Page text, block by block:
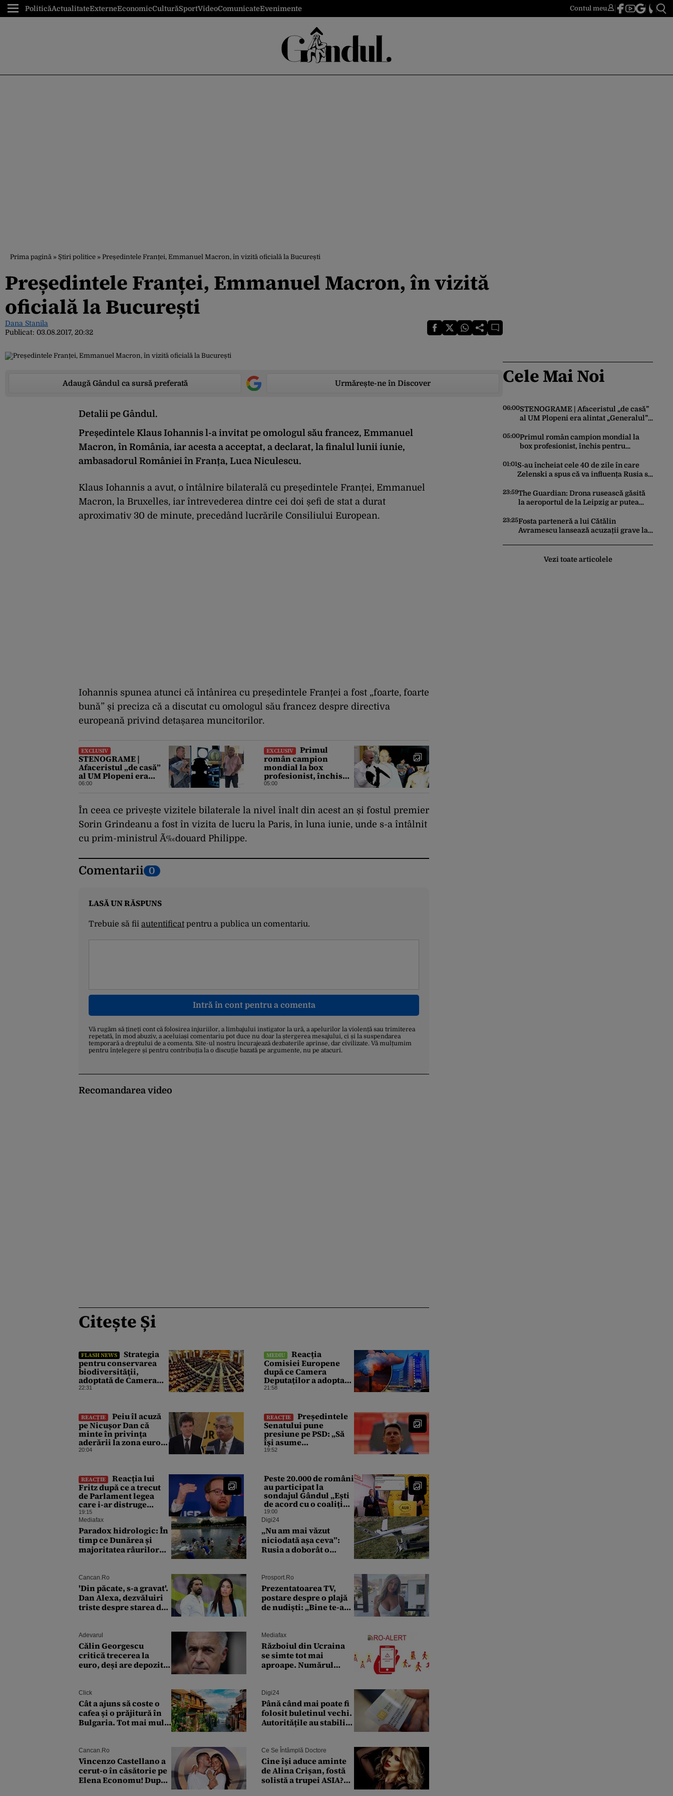
PoliticăActualitateExterneEconomicCulturăSportVideoComunicateEvenimente Contul meu
Prima pagină » Știri politice » Președintele Franței, Emmanuel Macron, în vizită oficială la București
Președintele Franței, Emmanuel Macron, în vizită
oficială la București
Dana Stanila
Publicat: 03.08.2017, 20:32
Adaugă Gândul ca sursă preferată Urmărește-ne în Discover
Detalii pe Gândul.
Președintele Klaus Iohannis l-a invitat pe omologul său francez, Emmanuel
Macron, în România, iar acesta a acceptat, a declarat, la finalul lunii iunie,
ambasadorul României în Franța, Luca Niculescu.
Klaus Iohannis a avut, o întâlnire bilaterală cu președintele Franței, Emmanuel
Macron, la Bruxelles, iar întrevederea dintre cei doi șefi de stat a durat
aproximativ 30 de minute, precedând lucrările Consiliului European.
Iohannis spunea atunci că întânirea cu președintele Franței a fost „foarte, foarte
bună” și preciza că a discutat cu omologul său francez despre directiva
europeană privind detașarea muncitorilor.
EXCLUSIV
STENOGRAME |
Afaceristul „de casă”
al UM Plopeni era
alintat „Generalul” de
adus „subțireanu, așa”
06:00
EXCLUSIV
Primul
român campion
mondial la box
profesionist, închis
pentru tentativă de
interlop periculos
05:00
În ceea ce privește vizitele bilaterale la nivel înalt din acest an și fostul premier
Sorin Grindeanu a fost în vizita de lucru la Paris, în luna iunie, unde s-a întâlnit
cu prim-ministrul Ã‰douard Philippe.
Comentarii 0
LASĂ UN RĂSPUNS
Trebuie să fii autentificatpentru a publica un comentariu.
Intră în cont pentru a comenta
Vă rugăm să țineți cont că folosirea injuriilor, a limbajului instigator la ură, a apelurilor la violență sau trimiterea
repetată, în mod abuziv, a aceluiași comentariu pot duce nu doar la ștergerea mesajului, ci și la suspendarea
temporară a dreptului de a comenta. Site-ul nostru încurajează dezbaterile aprinse, dar civilizate. Vă mulțumim
pentru înțelegere și pentru contribuția la o discuție bazată pe argumente, nu pe atacuri.
Recomandarea video
Citește Și
FLASH NEWS
Strategia
pentru conservarea
biodiversităţii,
adoptată de Camera
Deputaţilor. USR
amendamentele PSD
pentru a nu bloca un
jalon PNRR
22:31
MEDIU
Reacția
Comisiei Europene
după ce Camera
Deputaților a adoptat
Legea decarbonizării:
21:58
REACȚIE
Peiu îl acuză
pe Nicușor Dan că
minte în privința
aderării la zona euro:
„Nu există niciun
20:04
REACȚIE
Președintele
Senatului pune
presiune pe PSD: „Să
își asume
responsabilitatea”
cauza legilor
modificate
19:52
REACȚIE
Reacția lui
Fritz după ce a trecut
de Parlament legea
care i-ar distruge
mandatul
19:15
Peste 20.000 de români
au participat la
sondajul Gândul „Ești
de acord cu o coaliție
PSD-AUR pentru a
forma un nou Guvern
și a încheia criza
politică?”. Rezultatul a
fost surprinzător
19:00
Mediafax
Paradox hidrologic: În
timp ce Dunărea și
majoritatea râurilor
debite în creștere
Digi24
„Nu am mai văzut
niciodată așa ceva”:
Rusia a doborât o
institut de cercetare
Cancan.ro
'Din păcate, s-a gravat'.
Dan Alexa, dezvăluiri
triste despre starea de
avut cu două zile în
urmă
Prosport.ro
Prezentatoarea TV,
postare despre o plajă
de nudiști: „Bine te-am
Adevarul
Călin Georgescu
critică trecerea la
euro, deși are depozite
renunți la
suveranitate”
Mediafax
Războiul din Ucraina
se simte tot mai
aproape. Numărul
Click
Cât a ajuns să coste o
cafea și o prăjitură în
Bulgaria. Tot mai mulți
Digi24
Până când mai poate fi
folosit buletinul vechi.
Autoritățile au stabilit
identitate model 1997
Cancan.ro
Vincenzo Castellano a
cerut-o în căsătorie pe
Elena Economu! După
Ce Se Întâmplă Doctore
Cine își aduce aminte
de Alina Crișan, fostă
solistă a trupei ASIA?
Cele Mai Noi
06:00STENOGRAME | Afaceristul „de casă”
al UM Plopeni era alintat „Generalul”
că i-a adus „subțireanu, așa”
05:00Primul român campion mondial la
box profesionist, închis pentru
înjunghiat un alt interlop periculos
01:01S-au încheiat cele 40 de zile în care
Zelenski a spus că va influența Rusia să
operațiunea Kievului
23:59The Guardian: Drona rusească găsită
la aeroportul de la Leipzig ar putea
tensiunilor NATO-Rusia
23:25Fosta parteneră a lui Cătălin
Avramescu lansează acuzații grave la
dezbrăcat cu copiii”. Fostul consilier
Vezi toate articolele